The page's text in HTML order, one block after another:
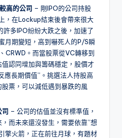
高的公司 – 剛IPO的公司持股
，在Lockup結束後會帶來很大
許多IPO紛紛大跌之後，加速了
月期變短，高到嚇死人的P/S瞬
CRWD。而當股票從VC轉移到
認同增加與籌碼穩定，股價才
應長期價值”。挑選法人持股高
票，可以減低遇到暴跌的風
司 – 公司的估值並沒有標準值，
而未來還沒發生，需要依靠”想
擎火箭，正在前往月球，有題材